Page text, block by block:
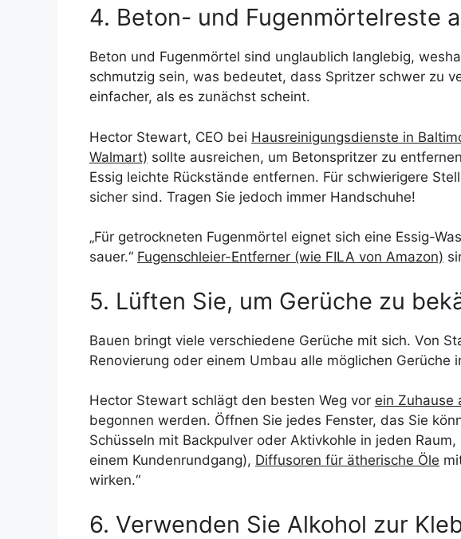
4. Beton- und Fugenmörtelreste
Beton und Fugenmörtel sind unglaublich langlebig,
schmutzig sein, was bedeutet, dass Spritzer schwer zu
einfacher, als es zunächst scheint.
Hector Stewart, CEO bei Hausreinigungsdienste in
Walmart) sollte ausreichen, um Betonspritzer zu
Essig leichte Rückstände entfernen. Für schwierigere
sicher sind. Tragen Sie jedoch immer Handschuhe!
„Für getrockneten Fugenmörtel eignet sich eine Essig-
sauer.“ Fugenschleier-Entferner (wie FILA von Amazon)
5. Lüften Sie, um Gerüche zu
Bauen bringt viele verschiedene Gerüche mit sich. Von
Renovierung oder einem Umbau alle möglichen Gerüche
Hector Stewart schlägt den besten Weg vor ein Zuhause
begonnen werden. Öffnen Sie jedes Fenster, das Sie
Schüsseln mit Backpulver oder Aktivkohle in jeden
einem Kundenrundgang), Diffusoren für ätherische Öle
wirken.“
6. Verwenden Sie Alkohol zur